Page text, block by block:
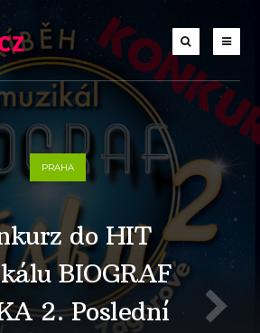
PRAHA
do HIT
BIOGRAF
2. Poslední